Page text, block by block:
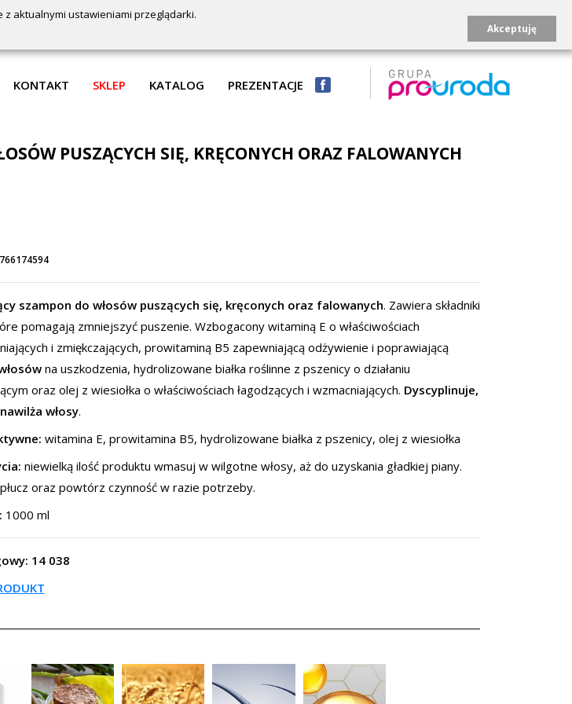
z aktualnymi ustawieniami przeglądarki.
Akceptuję
KONTAKT SKLEP KATALOG PREZENTACJE
PUSZĄCYCH SIĘ, KRĘCONYCH ORAZ FALOWANYCH
szampon do włosów puszących się, kręconych oraz falowanych. Zawiera składniki
pomagają zmniejszyć puszenie. Wzbogacony witaminą E o właściwościach
i zmiękczających, prowitaminą B5 zapewniającą odżywienie i poprawiającą
na uszkodzenia, hydrolizowane białka roślinne z pszenicy o działaniu
oraz olej z wiesiołka o właściwościach łagodzących i wzmacniających. Dyscyplinuje,
włosy.
witamina E, prowitamina B5, hydrolizowane białka z pszenicy, olej z wiesiołka
niewielką ilość produktu wmasuj w wilgotne włosy, aż do uzyskania gładkiej piany.
oraz powtórz czynność w razie potrzeby.
1000 ml
14 038